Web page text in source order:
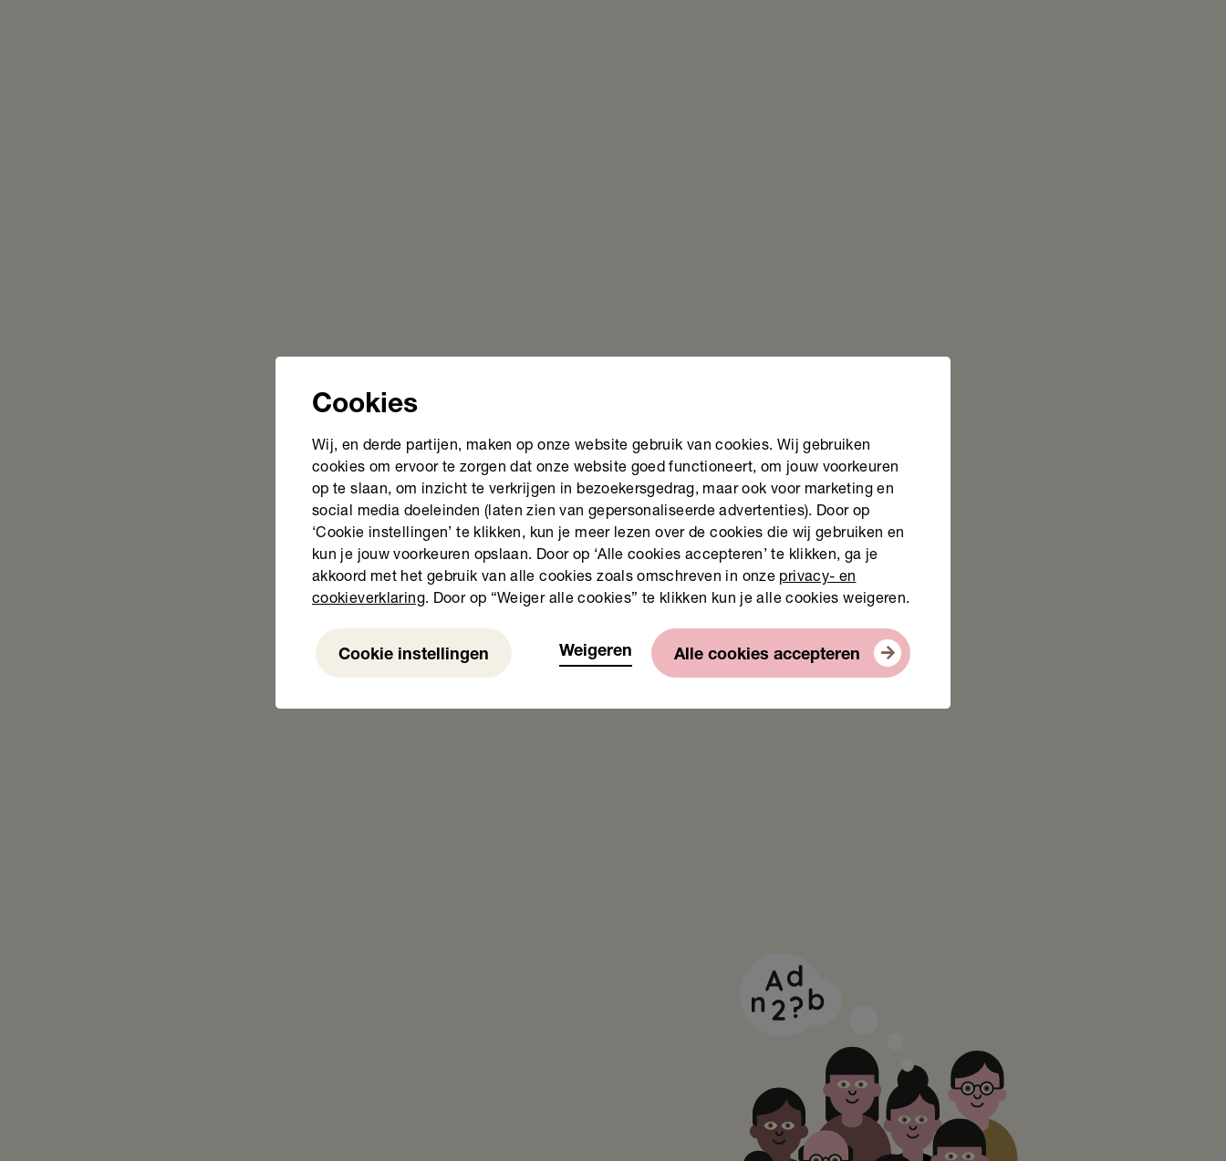
Cookies
Wij, en derde partijen, maken op onze website gebruik van cookies. Wij gebruiken
cookies om ervoor te zorgen dat onze website goed functioneert, om jouw voorkeuren
op te slaan, om inzicht te verkrijgen in bezoekersgedrag, maar ook voor marketing en
social media doeleinden (laten zien van gepersonaliseerde advertenties). Door op
‘Cookie instellingen’ te klikken, kun je meer lezen over de cookies die wij gebruiken en
kun je jouw voorkeuren opslaan. Door op ‘Alle cookies accepteren’ te klikken, ga je
akkoord met het gebruik van alle cookies zoals omschreven in onze privacy- en
cookieverklaring. Door op “Weiger alle cookies” te klikken kun je alle cookies weigeren.
Cookie instellingen
Weigeren
Weigeren Alle cookies accepteren